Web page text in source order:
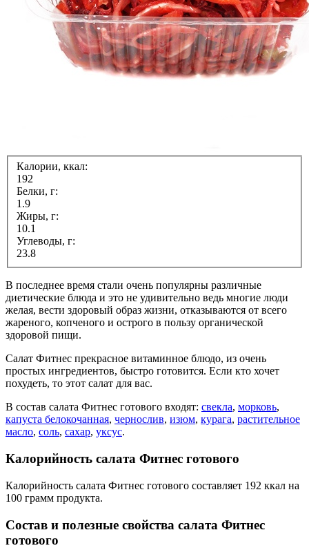
Калории, ккал:
192
Белки, г:
1.9
Жиры, г:
10.1
Углеводы, г:
23.8
В последнее время стали очень популярны различные
диетические блюда и это не удивительно ведь многие люди
желая, вести здоровый образ жизни, отказываются от всего
жареного, копченого и острого в пользу органической
здоровой пищи.
Салат Фитнес прекрасное витаминное блюдо, из очень
простых ингредиентов, быстро готовится. Если кто хочет
похудеть, то этот салат для вас.
В состав салата Фитнес готового входят: свекла, морковь,
капуста белокочанная, чернослив, изюм, курага, растительное
масло, соль, сахар, уксус.
Калорийность салата Фитнес готового
Калорийность салата Фитнес готового составляет 192 ккал на
100 грамм продукта.
Состав и полезные свойства салата Фитнес
готового